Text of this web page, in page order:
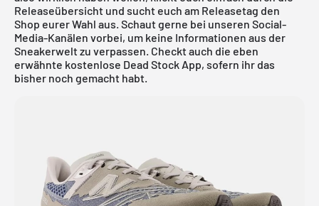
Releaseübersicht und sucht euch am Releasetag den
Shop eurer Wahl aus. Schaut gerne bei unseren Social-
Media-Kanälen vorbei, um keine Informationen aus der
Sneakerwelt zu verpassen. Checkt auch die eben
erwähnte kostenlose Dead Stock App, sofern ihr das
bisher noch gemacht habt.